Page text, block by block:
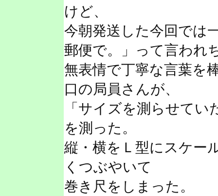
けど、
今朝発送した今回では
郵便で。」って言われ
無表情で丁寧な言葉を
口の局員さんが、
「サイズを測らせて
を測った。
縦・横をＬ型にスケー
くつぶやいて
巻き尺をしまった。